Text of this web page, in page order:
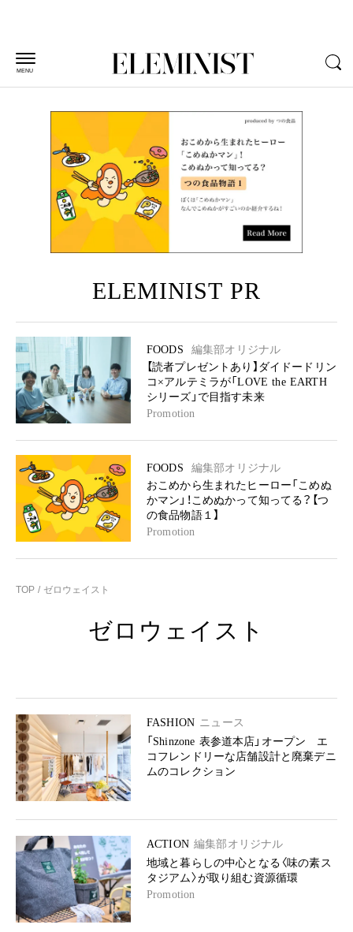
MENU
ELEMINIST PR
FOODS
編集部オリジナル
【読者プレゼントあり】ダイドードリン
コ×アルテミラが「LOVE the EARTH
シリーズ」で目指す未来
Promotion
FOODS
編集部オリジナル
おこめから生まれたヒーロー「こめぬ
かマン」！こめぬかって知ってる？【つ
の食品物語１】
Promotion
TOP ゼロウェイスト
ゼロウェイスト
FASHION ニュース
「Shinzone 表参道本店」オープン エ
コフレンドリーな店舗設計と廃棄デニ
ムのコレクション
ACTION 編集部オリジナル
地域と暮らしの中心となる〈味の素ス
タジアム〉が取り組む資源循環
Promotion